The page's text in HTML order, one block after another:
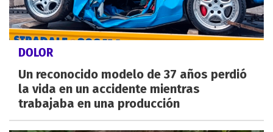
DOLOR
Un reconocido modelo de 37 años perdió
la vida en un accidente mientras
trabajaba en una producción